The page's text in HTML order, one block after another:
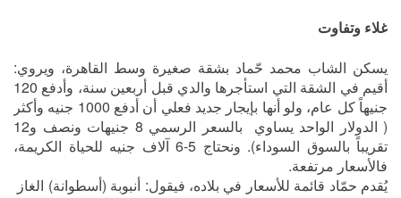
غلاء وتفاوت
يسكن الشاب محمد حّماد بشقة صغيرة وسط القاهرة، ويروي:
أقيم في الشقة التي استأجرها والدي قبل أربعين سنة، وأدفع 120
جنيهاً كل عام، ولو أنها بإيجار جديد فعلي أن أدفع 1000 جنيه وأكثر
( الدولار الواحد يساوي بالسعر الرسمي 8 جنيهات ونصف و12
تقريباً بالسوق السوداء). ونحتاج 5-6 آلاف جنيه للحياة الكريمة،
فالأسعار مرتفعة.
يُقدم حمّاد قائمة للأسعار في بلاده، فيقول: أنبوبة (أسطوانة) الغاز